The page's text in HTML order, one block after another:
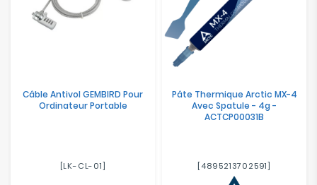
Câble Antivol GEMBIRD Pour
Ordinateur Portable
[LK-CL-01]
Pâte Thermique Arctic MX-4
Avec Spatule - 4g -
ACTCP00031B
[4895213702591]